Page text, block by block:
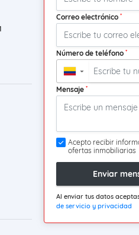
Correo electrónico *
Número de teléfono *
▼
Mensaje *
Acepto recibir
ofertas inmobiliarias
Enviar
Al enviar tus datos
de servicio y privacidad